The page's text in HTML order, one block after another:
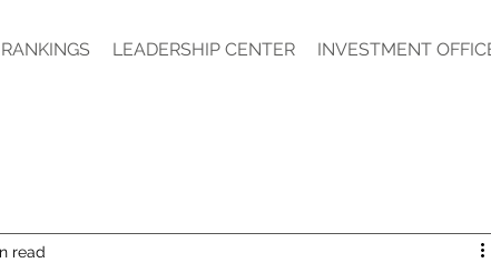
RANKINGS LEADERSHIP CENTER INVESTMENT
read